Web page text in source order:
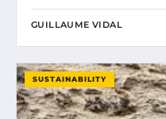
GUILLAUME VIDAL
SUSTAINABILITY